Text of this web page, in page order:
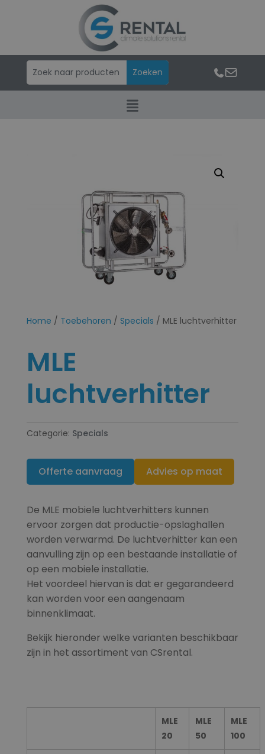
Home / Toebehoren / Specials / MLE luchtverhitter
MLE
luchtverhitter
Categorie: Specials
Offerte aanvraag Advies op maat
De MLE mobiele luchtverhitters kunnen
ervoor zorgen dat productie-opslaghallen
worden verwarmd. De luchtverhitter kan een
aanvulling zijn op een bestaande installatie of
op een mobiele installatie.
Het voordeel hiervan is dat er gegarandeerd
kan worden voor een aangenaam
binnenklimaat.
Bekijk hieronder welke varianten beschikbaar
zijn in het assortiment van CSrental.
MLE
20
MLE
50
MLE
100